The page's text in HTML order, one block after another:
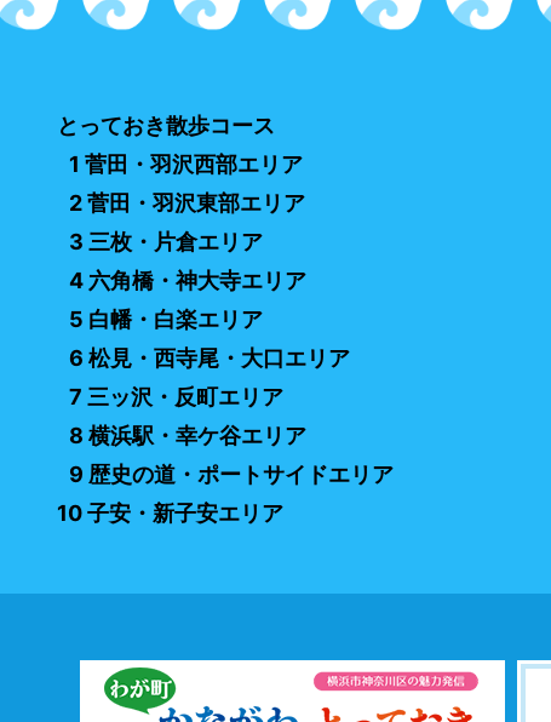
とっておき散歩コース
1 菅田・羽沢西部エリア
2 菅田・羽沢東部エリア
3 三枚・片倉エリア
4 六角橋・神大寺エリア
5 白幡・白楽エリア
6 松見・西寺尾・大口エリア
7 三ッ沢・反町エリア
8 横浜駅・幸ケ谷エリア
9 歴史の道・ポートサイドエリア
10 子安・新子安エリア